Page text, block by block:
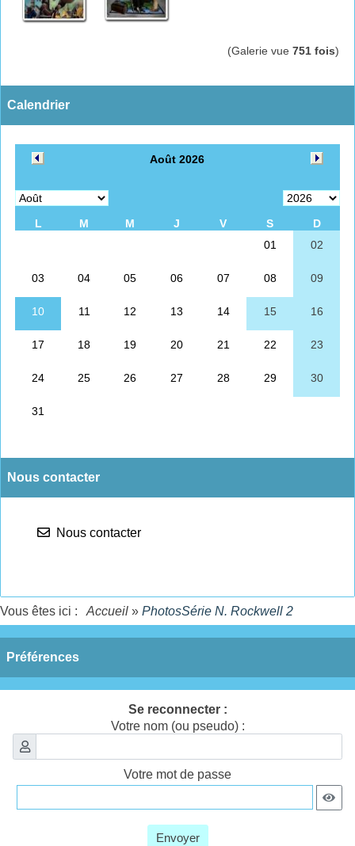
(Galerie vue 751 fois)
Calendrier
Nous contacter
Nous contacter
Vous êtes ici : Accueil » PhotosSérie N. Rockwell 2
Préférences
Se reconnecter :
Votre nom (ou pseudo) :
Votre mot de passe
Envoyer